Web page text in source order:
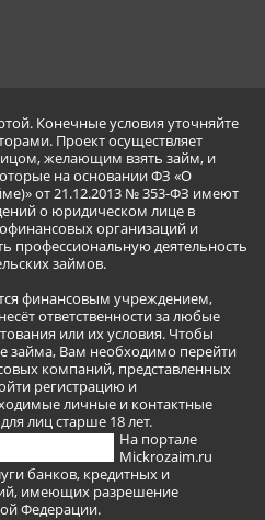
Конечные условия уточняйте
Проект осуществляет
желающим взять займ, и
на основании ФЗ «О
от 21.12.2013 № 353-ФЗ имеют
о юридическом лице в
организаций и
профессиональную деятельность
займов.
финансовым учреждением,
ответственности за любые
или их условия. Чтобы
займа, Вам необходимо перейти
компаний, представленных
регистрацию и
личные и контактные
лиц старше 18 лет.
На портале
Mickrozaim.ru
банков, кредитных и
имеющих разрешение
Федерации.